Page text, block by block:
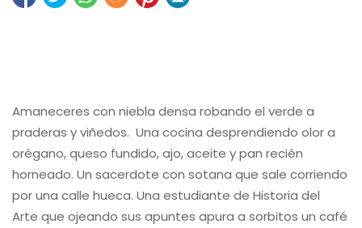
Amaneceres con niebla densa robando el verde a
praderas y viñedos. Una cocina desprendiendo olor a
orégano, queso fundido, ajo, aceite y pan recién
horneado. Un sacerdote con sotana que sale corriendo
por una calle hueca. Una estudiante de Historia del
Arte que ojeando sus apuntes apura a sorbitos un café